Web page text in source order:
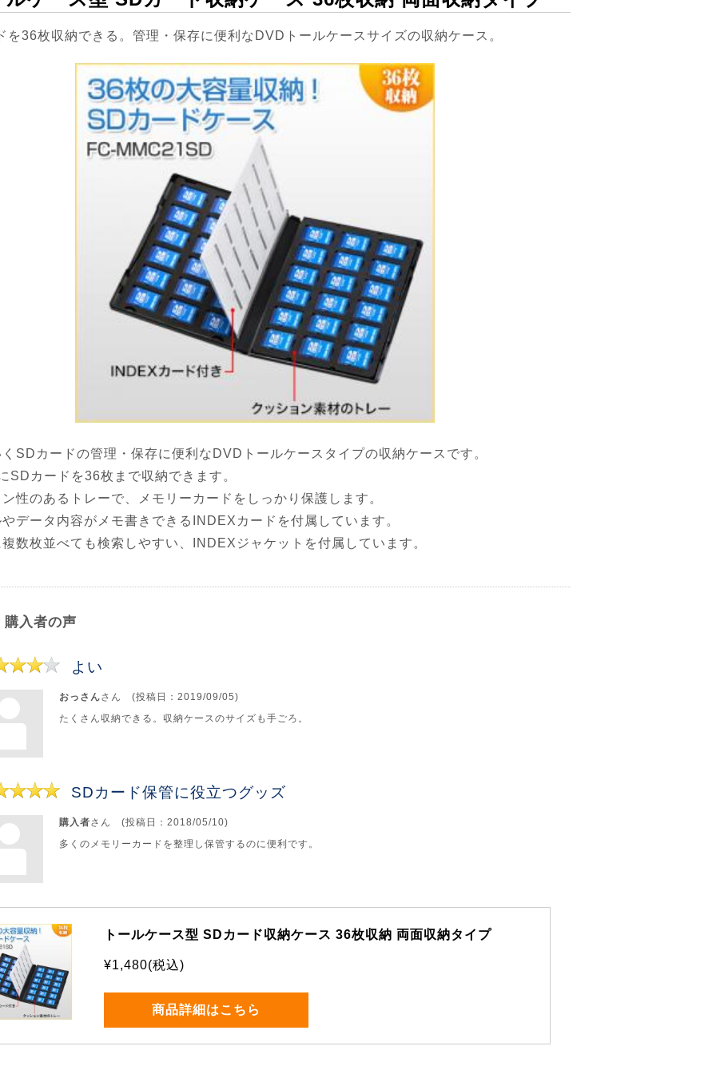
を36枚収納できる。管理・保存に便利なDVDトールケースサイズの収納ケース。
SDカードの管理・保存に便利なDVDトールケースタイプの収納ケースです。
SDカードを36枚まで収納できます。
性のあるトレーで、メモリーカードをしっかり保護します。
データ内容がメモ書きできるINDEXカードを付属しています。
数枚並べても検索しやすい、INDEXジャケットを付属しています。
購入者の声
よい
おっさんさん (投稿日：2019/09/05)
たくさん収納できる。収納ケースのサイズも手ごろ。
SDカード保管に役立つグッズ
購入者さん (投稿日：2018/05/10)
多くのメモリーカードを整理し保管するのに便利です。
トールケース型 SDカード収納ケース 36枚収納 両面収納タイプ
¥1,480(税込)
商品詳細はこちら